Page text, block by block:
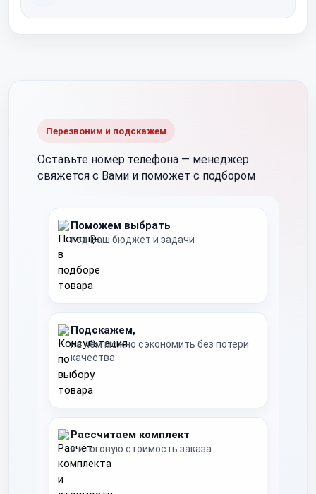
Перезвоним и подскажем
Оставьте номер телефона — менеджер
свяжется с Вами и поможет с подбором
Поможем выбрать
под Ваш бюджет и задачи
Подскажем,
на чём можно сэкономить без потери
качества
Рассчитаем комплект
и итоговую стоимость заказа